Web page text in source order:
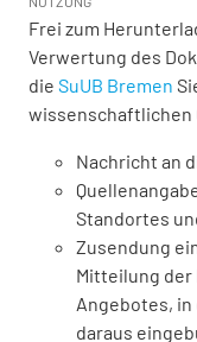
Frei zum
Verwertung des
die SuUB Bremen
wissenschaftlichen
Nachricht an
Standortes
Zusendung
Mitteilung
Angebotes, in
daraus